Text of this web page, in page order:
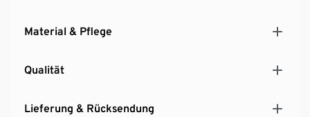
Material & Pflege
Qualität
Lieferung & Rücksendung